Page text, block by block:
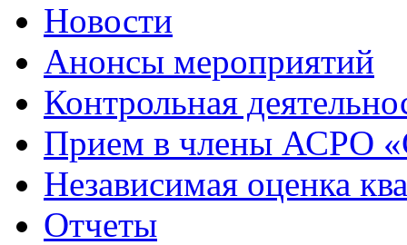
Новости
Анонсы мероприятий
Контрольная
Прием в члены АСРО
Независимая оценка
Отчеты